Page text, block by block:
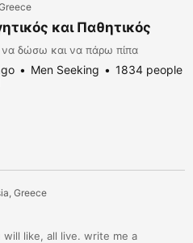
και Παθητικός
δώσω και να πάρω πίπα
Men Seeking
1834 people
Greece
will like, all live. write me a